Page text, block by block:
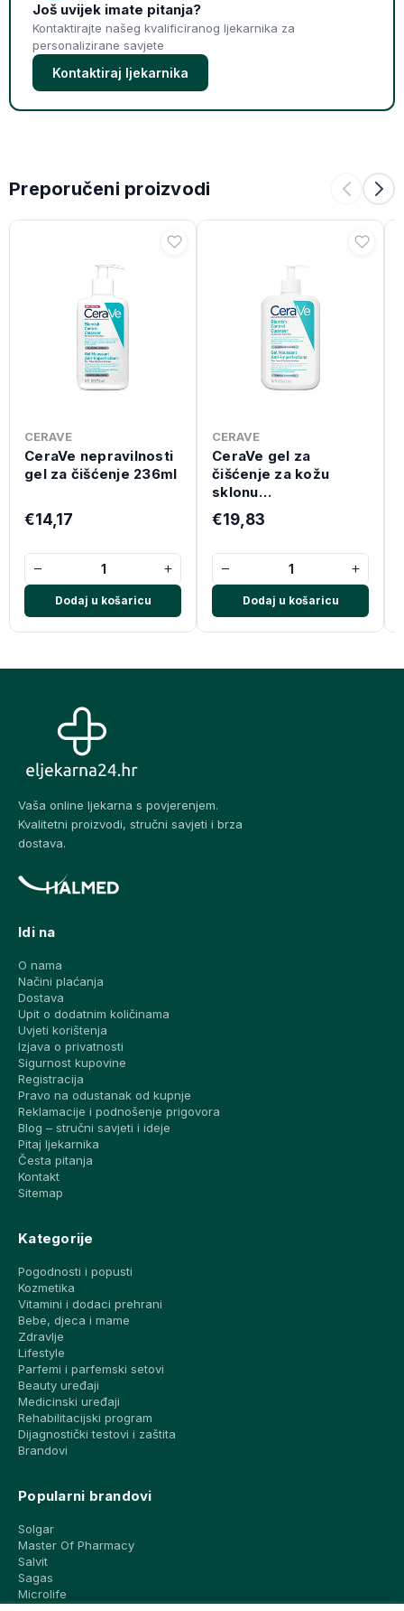
Još uvijek imate pitanja?
Kontaktirajte našeg kvalificiranog ljekarnika za
personalizirane savjete
Kontaktiraj ljekarnika
Preporučeni proizvodi
CERAVE
CeraVe nepravilnosti
gel za čišćenje 236ml
€14,17
− +
Dodaj u košaricu
CERAVE
CeraVe gel za
čišćenje za kožu
sklonu
nepravilnostima, 473
ml
€19,83
− +
Dodaj u košaricu
Vaša online ljekarna s povjerenjem.
Kvalitetni proizvodi, stručni savjeti i brza
dostava.
Idi na
O nama
Načini plaćanja
Dostava
Upit o dodatnim količinama
Uvjeti korištenja
Izjava o privatnosti
Sigurnost kupovine
Registracija
Pravo na odustanak od kupnje
Reklamacije i podnošenje prigovora
Blog – stručni savjeti i ideje
Pitaj ljekarnika
Česta pitanja
Kontakt
Sitemap
Kategorije
Pogodnosti i popusti
Kozmetika
Vitamini i dodaci prehrani
Bebe, djeca i mame
Zdravlje
Lifestyle
Parfemi i parfemski setovi
Beauty uređaji
Medicinski uređaji
Rehabilitacijski program
Dijagnostički testovi i zaštita
Brandovi
Popularni brandovi
Solgar
Master Of Pharmacy
Salvit
Sagas
Microlife